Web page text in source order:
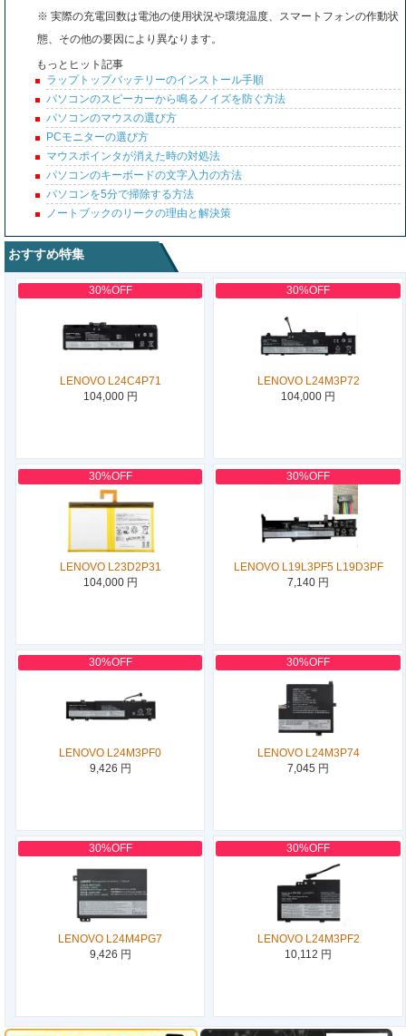
※ 実際の充電回数は電池の使用状況や環境温度、スマートフォンの作動状
態、その他の要因により異なります。
もっとヒット記事
ラップトップバッテリーのインストール手順
パソコンのスピーカーから鳴るノイズを防ぐ方法
パソコンのマウスの選び方
PCモニターの選び方
マウスポインタが消えた時の対処法
パソコンのキーボードの文字入力の方法
パソコンを5分で掃除する方法
ノートブックのリークの理由と解決策
おすすめ特集
30%OFF
LENOVO L24C4P71
104,000 円
30%OFF
LENOVO L24M3P72
104,000 円
30%OFF
LENOVO L23D2P31
104,000 円
30%OFF
LENOVO L19L3PF5 L19D3PF
7,140 円
30%OFF
LENOVO L24M3PF0
9,426 円
30%OFF
LENOVO L24M3P74
7,045 円
30%OFF
LENOVO L24M4PG7
9,426 円
30%OFF
LENOVO L24M3PF2
10,112 円